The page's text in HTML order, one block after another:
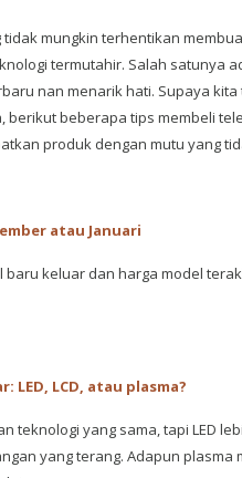
mungkin terhentikan
termutahir. Salah satunya
nan menarik hati. Supaya
berikut beberapa tips membeli
produk dengan mutu yang
atau Januari
baru keluar dan harga model
LED, LCD, atau plasma?
teknologi yang sama, tapi LED
yang terang. Adapun plasma